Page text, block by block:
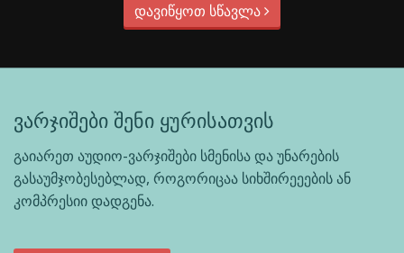
დავიწყოთ სწავლა
ვარჯიშები შენი ყურისათვის
გაიარეთ აუდიო-ვარჯიშები სმენისა და უნარების
გასაუმჯობესებლად, როგორიცაა სიხშირეეების ან
კომპრესიი დადგენა.